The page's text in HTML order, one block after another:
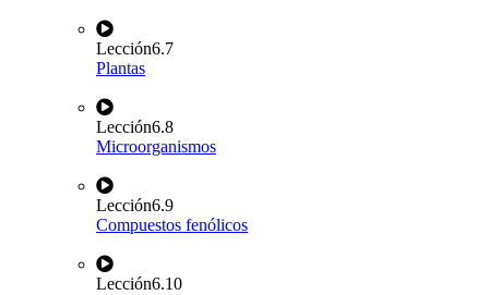
Lección6.7
Plantas
Lección6.8
Microorganismos
Lección6.9
Compuestos fenólicos
Lección6.10